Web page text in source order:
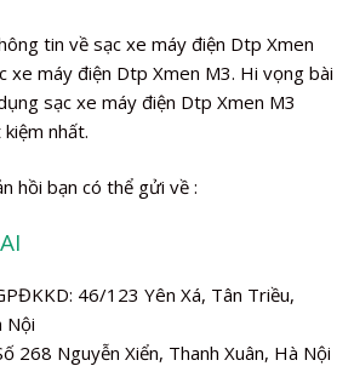
tin về sạc xe máy điện Dtp Xmen
xe máy điện Dtp Xmen M3. Hi vọng bài
sạc xe máy điện Dtp Xmen M3
nhất.
hồi bạn có thể gửi về :
46/123 Yên Xá, Tân Triều,
Nội
268 Nguyễn Xiển, Thanh Xuân, Hà Nội